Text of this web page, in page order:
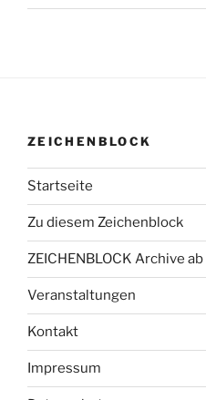
ZEICHENBLOCK
Startseite
Zu diesem Zeichenblock
ZEICHENBLOCK Archive
Veranstaltungen
Kontakt
Impressum